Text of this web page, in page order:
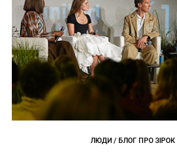
ЛЮДИ / БЛОГ ПРО ЗІРОК